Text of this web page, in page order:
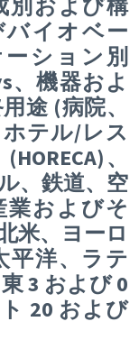
別および構
イオベー
ション別
、機器およ
途 (病院、
テル/レス
、
、鉄道、空
業およびそ
米、ヨーロ
平洋、ラテ
3 および 0
20 および